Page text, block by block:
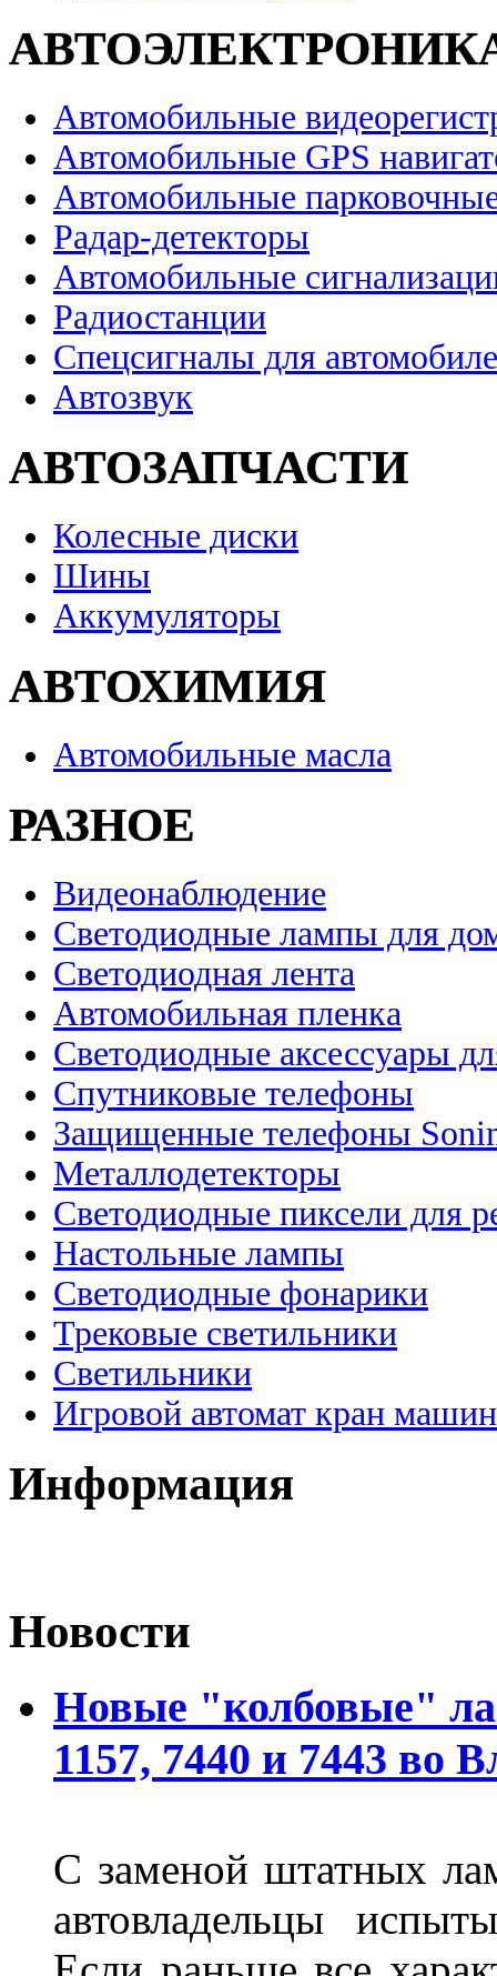
Автомобильные
Автомобильные GPS
Автомобильные
Радар-детекторы
Автомобильные
Радиостанции
Спецсигналы для
Автозвук
АВТОЗАПЧАСТИ
Колесные диски
Шины
Аккумуляторы
АВТОХИМИЯ
Автомобильные масла
РАЗНОЕ
Видеонаблюдение
Светодиодные лампы для
Светодиодная лента
Автомобильная пленка
Светодиодные аксессуары
Спутниковые телефоны
Защищенные телефоны
Металлодетекторы
Светодиодные пиксели для
Настольные лампы
Светодиодные фонарики
Трековые светильники
Светильники
Игровой автомат кран
Информация
Новости
Новые "колбовые"
1157, 7440 и 7443 во
С заменой штатных
автовладельцы